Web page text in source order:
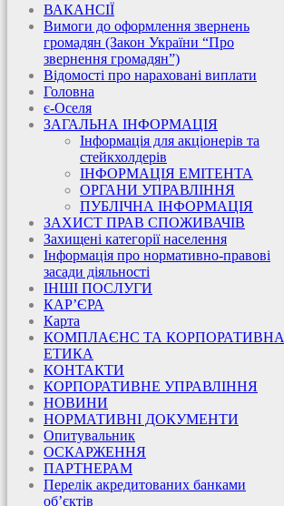
ВАКАНСІЇ
Вимоги до оформлення звернень
громадян (Закон України “Про
звернення громадян”)
Відомості про нараховані виплати
Головна
є-Оселя
ЗАГАЛЬНА ІНФОРМАЦІЯ
Інформація для акціонерів та
стейкхолдерів
ІНФОРМАЦІЯ ЕМІТЕНТА
ОРГАНИ УПРАВЛІННЯ
ПУБЛІЧНА ІНФОРМАЦІЯ
ЗАХИСТ ПРАВ СПОЖИВАЧІВ
Захищені категорії населення
Інформація про нормативно-правові
засади діяльності
ІНШІ ПОСЛУГИ
КАР’ЄРА
Карта
КОМПЛАЄНС ТА КОРПОРАТИВНА
ЕТИКА
КОНТАКТИ
КОРПОРАТИВНЕ УПРАВЛІННЯ
НОВИНИ
НОРМАТИВНІ ДОКУМЕНТИ
Опитувальник
ОСКАРЖЕННЯ
ПАРТНЕРАМ
Перелік акредитованих банками
об’єктів